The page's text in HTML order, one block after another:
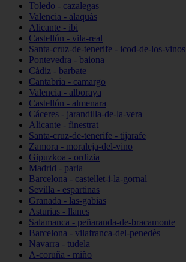
Toledo - cazalegas
Valencia - alaquàs
Alicante - ibi
Castellón - vila-real
Santa-cruz-de-tenerife - icod-de-los-vinos
Pontevedra - baiona
Cádiz - barbate
Cantabria - camargo
Valencia - alboraya
Castellón - almenara
Cáceres - jarandilla-de-la-vera
Alicante - finestrat
Santa-cruz-de-tenerife - tijarafe
Zamora - moraleja-del-vino
Gipuzkoa - ordizia
Madrid - parla
Barcelona - castellet-i-la-gornal
Sevilla - espartinas
Granada - las-gabias
Asturias - llanes
Salamanca - peñaranda-de-bracamonte
Barcelona - vilafranca-del-penedès
Navarra - tudela
A-coruña - miño